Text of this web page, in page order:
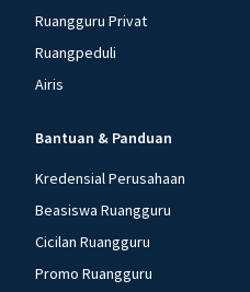
Ruangguru Privat
Ruangpeduli
Airis
Bantuan & Panduan
Kredensial Perusahaan
Beasiswa Ruangguru
Cicilan Ruangguru
Promo Ruangguru